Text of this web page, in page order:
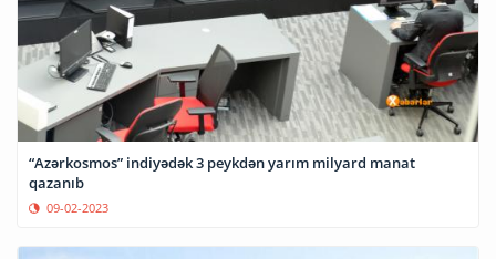
“Azərkosmos” indiyədək 3 peykdən yarım milyard manat
qazanıb
09-02-2023